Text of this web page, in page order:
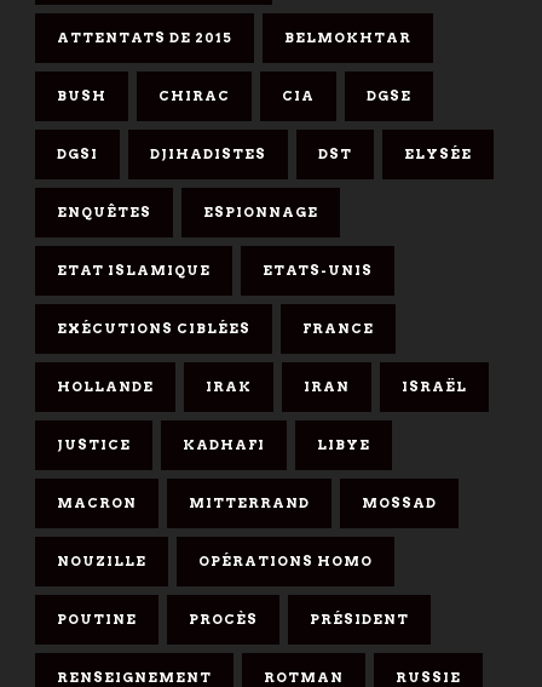
ATTENTATS DE 2015 BELMOKHTAR
BUSH CHIRAC CIA DGSE
DGSI DJIHADISTES DST ELYSÉE
ENQUÊTES ESPIONNAGE
ETAT ISLAMIQUE ETATS-UNIS
EXÉCUTIONS CIBLÉES FRANCE
HOLLANDE IRAK IRAN ISRAËL
JUSTICE KADHAFI LIBYE
MACRON MITTERRAND MOSSAD
NOUZILLE OPÉRATIONS HOMO
POUTINE PROCÈS PRÉSIDENT
RENSEIGNEMENT ROTMAN RUSSIE